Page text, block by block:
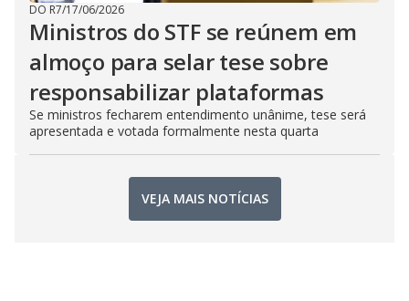
DO R7/17/06/2026
Ministros do STF se reúnem em
almoço para selar tese sobre
responsabilizar plataformas
Se ministros fecharem entendimento unânime, tese será
apresentada e votada formalmente nesta quarta
VEJA MAIS NOTÍCIAS